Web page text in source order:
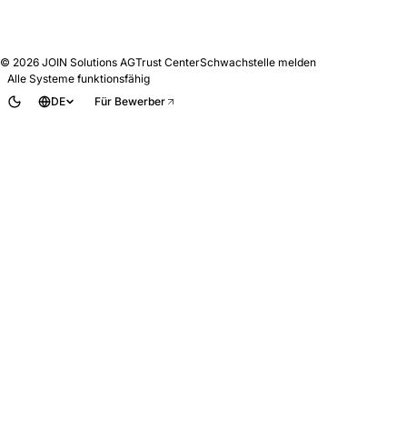
© 2026 JOIN Solutions AGTrust CenterSchwachstelle melden
Alle Systeme funktionsfähig
DE
Für Bewerber